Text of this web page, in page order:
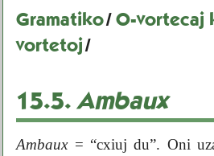
Gramatiko/O-vortecaj
vortetoj/
15.5. Ambaux
Ambaux= “cxiuj du”. Oni